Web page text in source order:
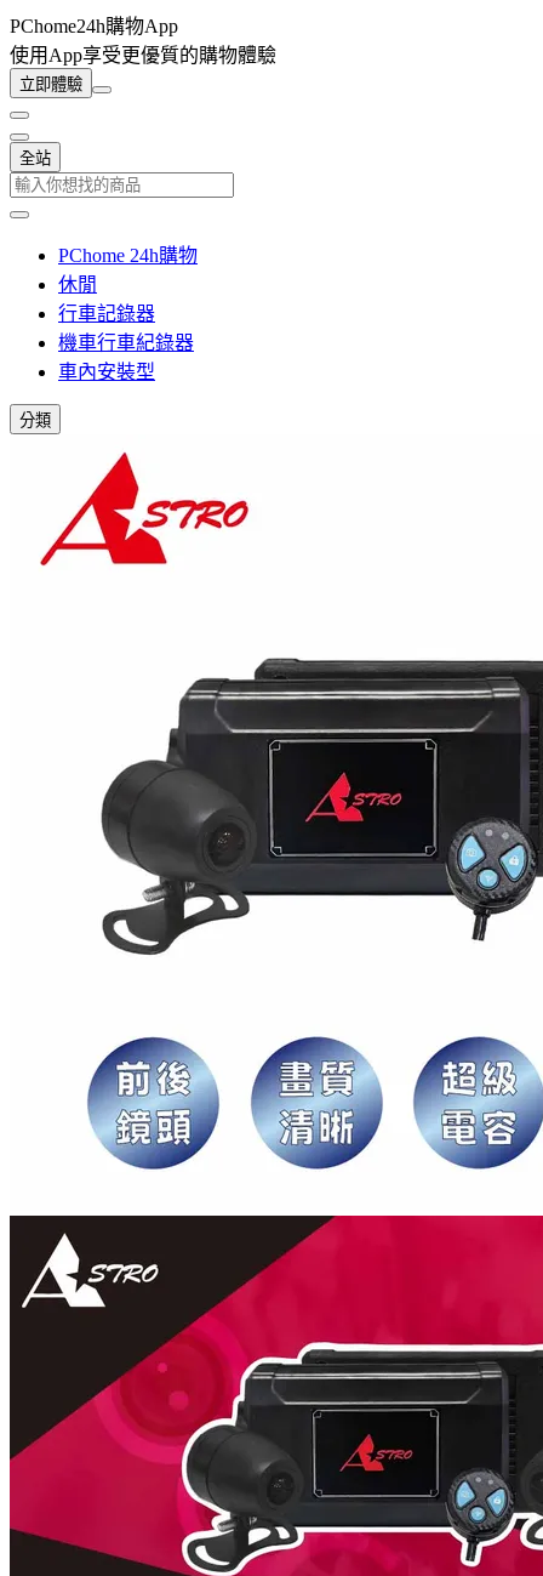
PChome24h購物App
使用App享受更優質的購物體驗
立即體驗
全站
PChome 24h購物
休閒
行車記錄器
機車行車紀錄器
車內安裝型
分類